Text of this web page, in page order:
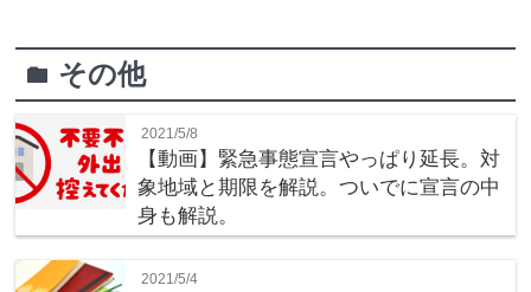
folder その他
2021/5/8
【動画】緊急事態宣言やっぱり延長。対
象地域と期限を解説。ついでに宣言の中
身も解説。
2021/5/4